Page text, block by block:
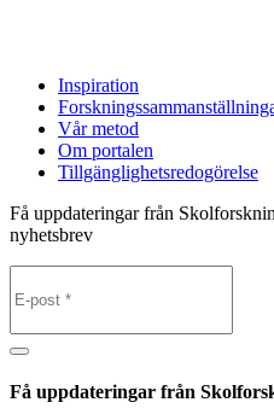
Inspiration
Vår metod
Om portalen
Tillgänglighetsredogörelse
Få uppdateringar från
nyhetsbrev
Få uppdateringar från